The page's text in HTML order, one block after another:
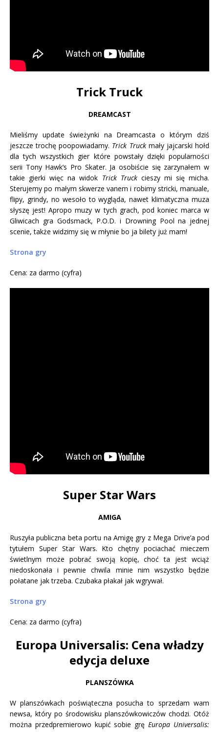
Trick Truck
DREAMCAST
Mieliśmy update świeżynki na Dreamcasta o którym dziś
jeszcze trochę poopowiadamy. Trick Truckmały jajcarski hołd
dla tych wszystkich gier które powstały dzięki popularności
serii Tony Hawk’s Pro Skater. Ja osobiście się zarzynałem w
takie gierki więc na widok Trick Truckcieszy mi się micha.
Sterujemy po małym skwerze vanem i robimy stricki, manuale,
flipy, grindy, no wesoło to wygląda, nawet klimatyczna muza
słyszę jest! Apropo muzy w tych grach, pod koniec marca w
Gliwicach gra Godsmack, P.O.D. i Drowning Pool na jednej
scenie, także widzimy się w młynie bo ja bilety już mam!
Strona gry
Cena: za darmo (cyfra)
Super Star Wars
AMIGA
Ruszyła publiczna beta portu na Amigę gry z Mega Drive’a pod
tytułem Super Star Wars. Kto chętny pociachać mieczem
świetlnym może pobrać swoją kopię, choć ta jest wciąż
niedoskonała i pewnie chwila minie nim wszystko będzie
połatane jak trzeba. Czubaka płakał jak wgrywał.
Strona gry
Cena: za darmo (cyfra)
Europa Universalis: Cena władzy
edycja deluxe
PLANSZÓWKA
W planszówkach poświąteczna posucha to sprzedam wam
newsa, który po środowisku planszówkowiczów chodzi. Otóż
można przedpremierowo kupić sobie gręEuropa Universalis: